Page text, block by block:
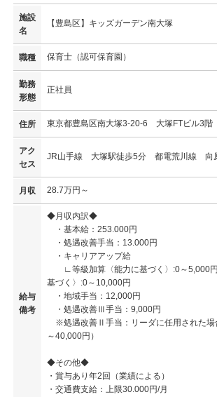
施設
名
【豊島区】キッズガーデン南大塚
職種 保育士（認可保育園）
勤務
形態
正社員
住所 東京都豊島区南大塚3-20-6 大塚FTビル3階
アク
セス
JR山手線 大塚駅徒歩5分 都電荒川線 向
月収 28.7万円～
給与
備考
◆月収内訳◆
・基本給：253.000円
・処遇改善手当：13.000円
・キャリアアップ給
∟等級加算〈能力に基づく〉:0～5,000
基づく〉:0～10,000円
・地域手当：12,000円
・処遇改善Ⅲ手当：9,000円
※処遇改善Ⅱ手当：リーダに任用された場
～40,000円）
◆その他◆
・賞与あり年2回（業績による）
・交通費支給：上限30.000円/月